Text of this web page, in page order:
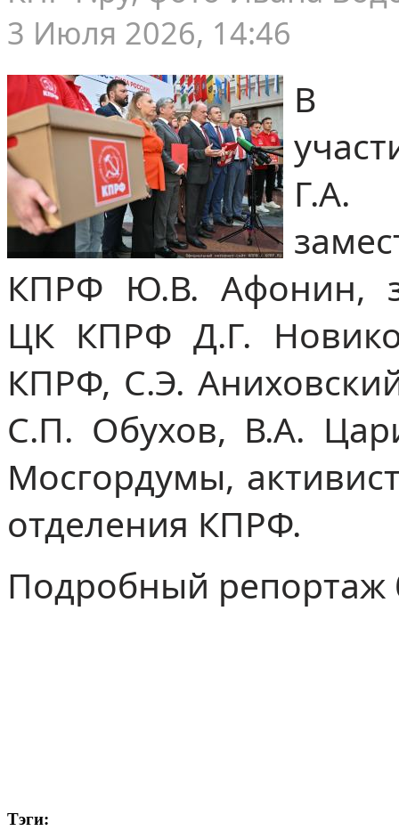
3 Июля 2026, 14:46
В
КПРФ Ю.В. Афонин,
ЦК КПРФ Д.Г.
КПРФ, С.Э.
С.П. Обухов, В.А.
Мосгордумы,
отделения КПРФ.
Подробный репортаж
Тэги: